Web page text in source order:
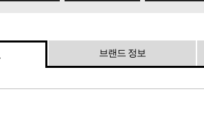
브랜드 정보